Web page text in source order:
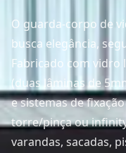
O guarda-corpo de
busca elegância,
Fabricado com vidro
(duas lâminas de
e sistemas de
torre/pinça ou
varandas, sacadas,